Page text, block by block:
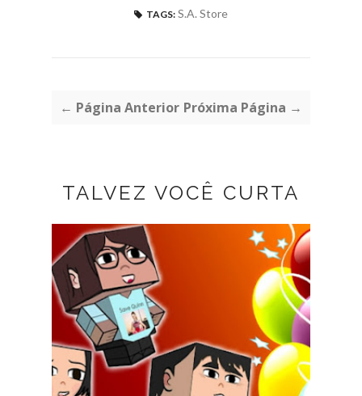
TAGS: S.A. Store
← Página Anterior Próxima Página →
TALVEZ VOCÊ CURTA